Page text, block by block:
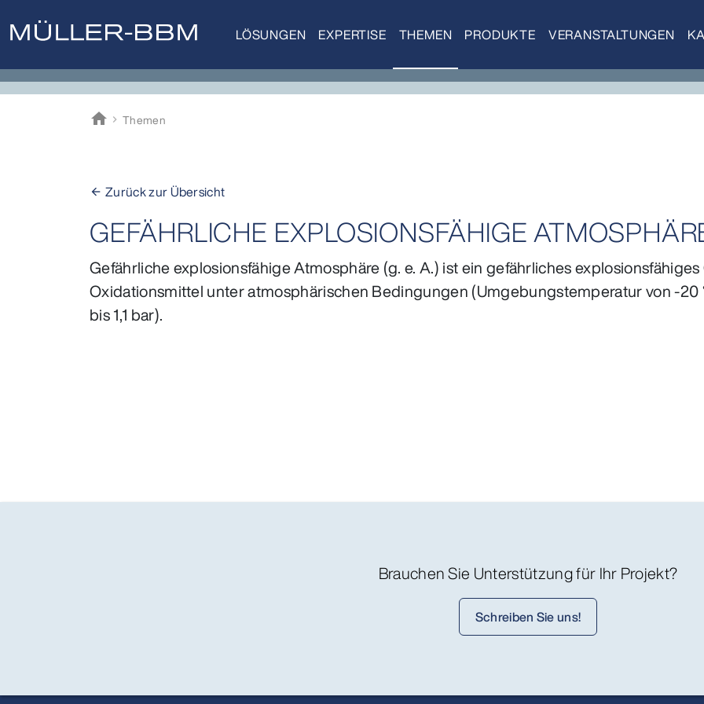
LÖSUNGEN EXPERTISE THEMEN PRODUKTE VERANSTALTUNGEN
home
Müller-BBM
Themen
arrow_back Zurück zur Übersicht
GEFÄHRLICHE EXPLOSIONSFÄHIGE
Gefährliche explosionsfähige Atmosphäre (g. e. A.) ist ein gefährliches
Oxidationsmittel unter atmosphärischen Bedingungen (Umgebungstemperatur von -20
bis 1,1 bar).
Brauchen Sie Unterstützung für Ihr Projekt?
Schreiben Sie uns!